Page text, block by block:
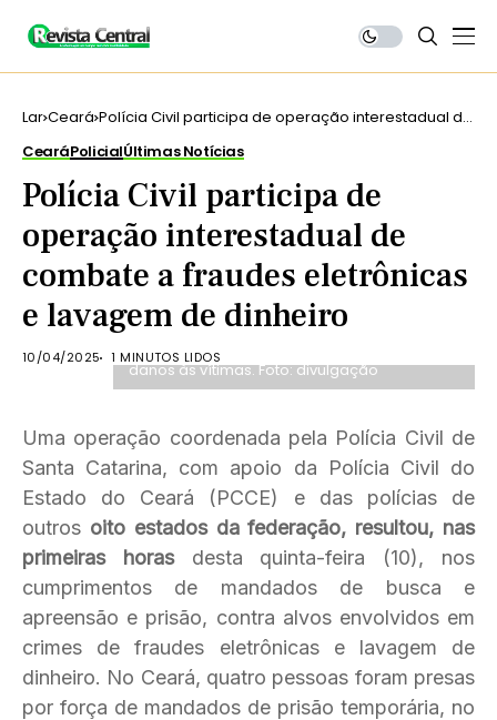
Lar Ceará Polícia Civil participa de operação interestadual de
combate a fraudes eletrônicas e lavagem de
dinheiro
CearáPolicialÚltimas Notícias
Polícia Civil participa de
operação interestadual de
combate a fraudes eletrônicas
e lavagem de dinheiro
10/04/2025 1 MINUTOS LIDOS
Os golpes aplicados pelo homem, que já
tem antecedentes criminais por estelionato,
ultrapassam o somatório de R$1,6 milhão em
danos às vítimas. Foto: divulgação
Uma operação coordenada pela Polícia Civil de
Santa Catarina, com apoio da Polícia Civil do
Estado do Ceará (PCCE) e das polícias de
outros oito estados da federação, resultou, nas
primeiras horasdesta quinta-feira (10), nos
cumprimentos de mandados de busca e
apreensão e prisão, contra alvos envolvidos em
crimes de fraudes eletrônicas e lavagem de
dinheiro. No Ceará, quatro pessoas foram presas
por força de mandados de prisão temporária, no